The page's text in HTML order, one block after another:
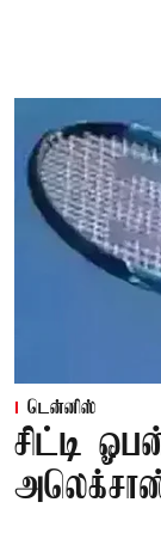
டென்னிஸ்
சிட்டி